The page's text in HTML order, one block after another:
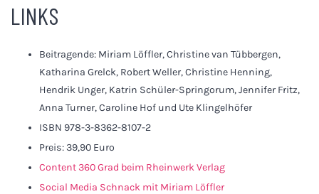
LINKS
Beitragende: Miriam Löffler, Christine van Tübbergen,
Katharina Grelck, Robert Weller, Christine Henning,
Hendrik Unger, Katrin Schüler-Springorum, Jennifer Fritz,
Anna Turner, Caroline Hof und Ute Klingelhöfer
ISBN 978-3-8362-8107-2
Preis: 39,90 Euro
Content 360 Grad beim Rheinwerk Verlag
Social Media Schnack mit Miriam Löffler